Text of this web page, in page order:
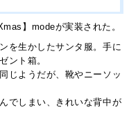
】modeが実装された。
を生かしたサンタ服。手に
ント箱。
じようだが、靴やニーソッ
でしまい、きれいな背中が